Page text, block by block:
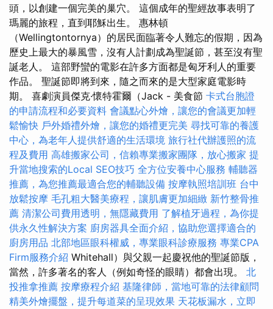
頭，以創建一個完美的巢穴。 這個成年的聖經故事表明了
瑪麗的旅程，直到耶穌出生。 惠林頓
（Wellingtontornya）的居民面臨著令人難忘的假期，因為
歷史上最大的暴風雪，沒有人計劃成為聖誕節，甚至沒有聖
誕老人。 這部野蠻的電影在許多方面都是匈牙利人的重要
作品。 聖誕節即將到來，隨之而來的是大型家庭電影時
期。 喜劇演員傑克·懷特霍爾（Jack - 美食節 卡式台胞證
的申請流程和必要資料 會議點心外燴，讓您的會議更加輕
鬆愉快 戶外婚禮外燴，讓您的婚禮更完美 尋找可靠的養護
中心，為老年人提供舒適的生活環境 旅行社代辦護照的流
程及費用 高雄搬家公司，信賴專業搬家團隊，放心搬家 提
升當地搜索的Local SEO技巧 全方位安養中心服務 輔聽器
推薦，為您推薦最適合您的輔聽設備 按摩執照培訓班 台中
放鬆按摩 毛孔粗大醫美療程，讓肌膚更加細緻 新竹整骨推
薦 清潔公司費用透明，無隱藏費用 了解植牙過程，為你提
供永久性解決方案 廚房器具全面介紹，協助您選擇適合的
廚房用品 北部地區眼科權威，專業眼科診療服務 專業CPA
Firm服務介紹 Whitehall）與父親一起慶祝他的聖誕節版，
當然，許多著名的客人（例如奇怪的眼睛）都會出現。 北
投推拿推薦 按摩療程介紹 基隆律師，當地可靠的法律顧問
精美外燴擺盤，提升每道菜的呈現效果 天花板漏水，立即